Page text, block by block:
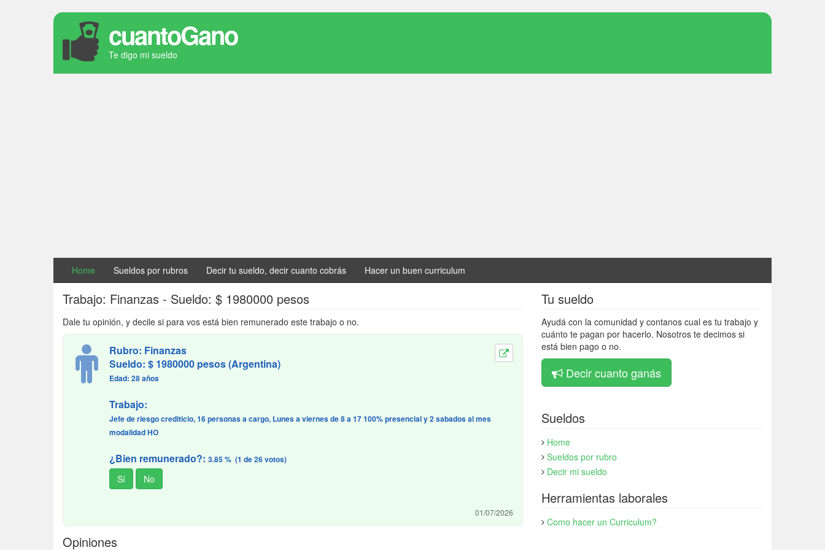
cuantoGano
Te digo mi sueldo
Home Sueldos por rubros Decir tu sueldo, decir cuanto cobrás Hacer un buen curriculum
Trabajo: Finanzas - Sueldo: $ 1980000 pesos
Dale tu opinión, y decile si para vos está bien remunerado este trabajo o no.
Rubro: Finanzas
Sueldo: $ 1980000 pesos (Argentina)
Edad: 28 años
Trabajo:
Jefe de riesgo crediticio, 16 personas a cargo, Lunes a viernes de 8 a 17 100% presencial y 2 sabados al mes
modalidad HO
¿Bien remunerado?: 3.85 % (1 de 26 votos)
01/07/2026
Opiniones
Tu sueldo
Ayudá con la comunidad y contanos cual es tu trabajo y
cuánto te pagan por hacerlo. Nosotros te decimos si
está bien pago o no.
Decir cuanto ganás
Sueldos
Home
Sueldos por rubro
Decir mi sueldo
Herramientas laborales
Como hacer un Curriculum?